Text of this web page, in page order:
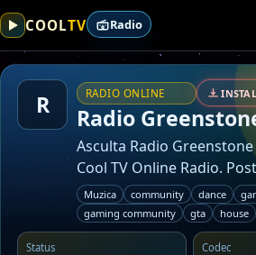
COOLTV Radio
R RADIO ONLINE
Radio
Asculta Radio
Cool TV Online Radio.
muzica.
Muzica community dance
gaming community
gta house
Status Codec